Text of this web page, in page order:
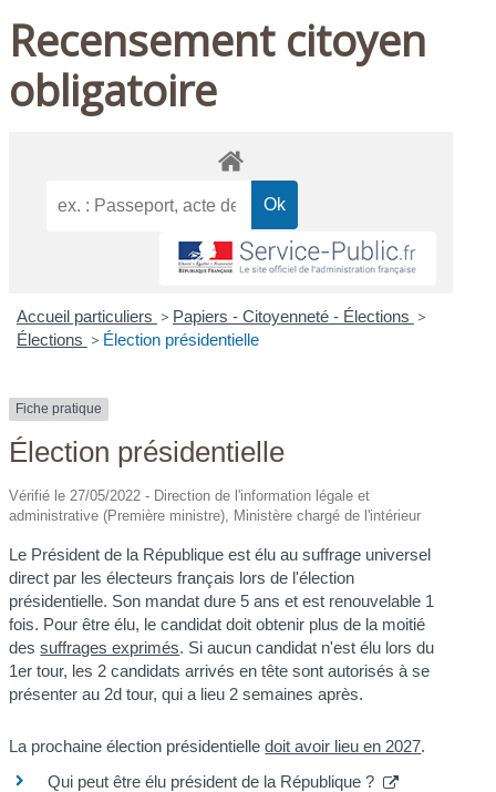
Recensement citoyen
obligatoire
Accueil particuliers > Papiers - Citoyenneté - Élections >
Élections > Élection présidentielle
Fiche pratique
Élection présidentielle
Vérifié le 27/05/2022 - Direction de l'information légale et
administrative (Première ministre), Ministère chargé de l'intérieur
Le Président de la République est élu au suffrage universel
direct par les électeurs français lors de l'élection
présidentielle. Son mandat dure 5 ans et est renouvelable 1
fois. Pour être élu, le candidat doit obtenir plus de la moitié
dessuffrages exprimés. Si aucun candidat n'est élu lors du
1er tour, les 2 candidats arrivés en tête sont autorisés à se
présenter au 2d tour, qui a lieu 2 semaines après.
La prochaine élection présidentielledoit avoir lieu en 2027.
Qui peut être élu président de la République ?